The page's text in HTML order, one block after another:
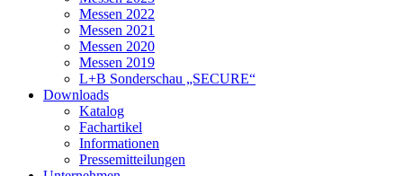
Messen 2022
Messen 2021
Messen 2020
Messen 2019
L+B Sonderschau „SECURE“
Downloads
Katalog
Fachartikel
Informationen
Pressemitteilungen